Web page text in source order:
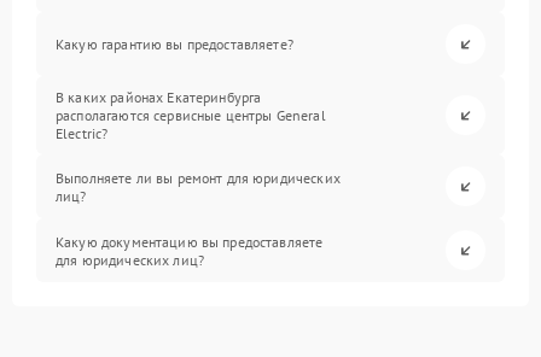
Какую гарантию вы предоставляете?
В каких районах Екатеринбурга
располагаются сервисные центры General
Electric?
Выполняете ли вы ремонт для юридических
лиц?
Какую документацию вы предоставляете
для юридических лиц?